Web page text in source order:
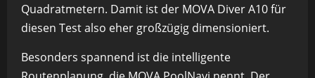
Quadratmetern. Damit ist der MOVA Diver A10 für
diesen Test also eher großzügig dimensioniert.
Besonders spannend ist die intelligente